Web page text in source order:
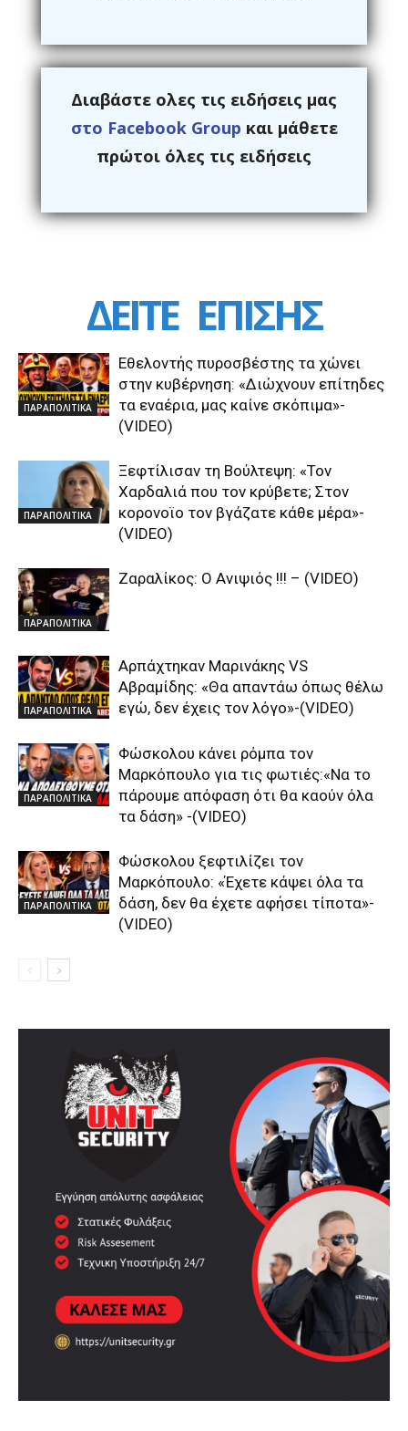
Διαβάστε ολες τις ειδήσεις μας
στο Facebook Group και μάθετε
πρώτοι όλες τις ειδήσεις
ΔΕΙΤΕ ΕΠΙΣΗΣ
ΠΑΡΑΠΟΛΙΤΙΚΑ
Εθελοντής πυροσβέστης τα χώνει
στην κυβέρνηση: «Διώχνουν επίτηδες
τα εναέρια, μας καίνε σκόπιμα»-
(VIDEO)
ΠΑΡΑΠΟΛΙΤΙΚΑ
Ξεφτίλισαν τη Βούλτεψη: «Τον
Χαρδαλιά που τον κρύβετε; Στον
κορονοϊο τον βγάζατε κάθε μέρα»-
(VIDEO)
ΠΑΡΑΠΟΛΙΤΙΚΑ
Ζαραλίκος: O Ανιψιός !!! – (VIDEO)
ΠΑΡΑΠΟΛΙΤΙΚΑ
Αρπάχτηκαν Μαρινάκης VS
Αβραμίδης: «Θα απαντάω όπως θέλω
εγώ, δεν έχεις τον λόγο»-(VIDEO)
ΠΑΡΑΠΟΛΙΤΙΚΑ
Φώσκολου κάνει ρόμπα τον
Μαρκόπουλο για τις φωτιές:«Να το
πάρουμε απόφαση ότι θα καούν όλα
τα δάση» -(VIDEO)
ΠΑΡΑΠΟΛΙΤΙΚΑ
Φώσκολου ξεφτιλίζει τον
Μαρκόπουλο: «Έχετε κάψει όλα τα
δάση, δεν θα έχετε αφήσει τίποτα»-
(VIDEO)